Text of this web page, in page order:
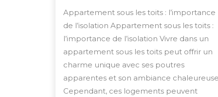
le
Confort
de
Votre
Sous
Appartement sous les toits : l’importance
de l’isolation Appartement sous les toits :
l’importance de l’isolation Vivre dans un
appartement sous les toits peut offrir un
charme unique avec ses poutres
apparentes et son ambiance
Cependant, ces logements peuvent